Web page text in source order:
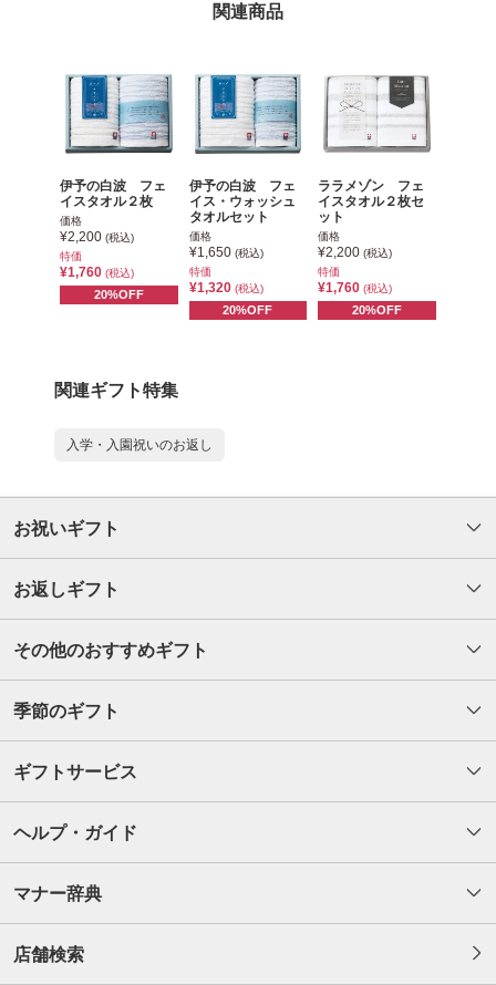
関連商品
伊予の白波 フェ
イスタオル２枚
価格
¥2,200 (税込)
特価
¥1,760 (税込)
20%OFF
伊予の白波 フェ
イス・ウォッシュ
タオルセット
価格
¥1,650(税込)
特価
¥1,320(税込)
20%OFF
ララメゾン フェ
イスタオル２枚セ
ット
価格
¥2,200 (税込)
特価
¥1,760 (税込)
20%OFF
関連ギフト特集
入学・入園祝いのお返し
お祝いギフト
お返しギフト
その他のおすすめギフト
季節のギフト
ギフトサービス
ヘルプ・ガイド
マナー辞典
店舗検索